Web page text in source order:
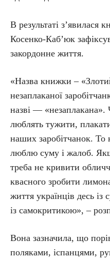
В результаті з’явилася
Косенко-Каб’юк
закордонне життя.
«Назва книжки –
незаплаканої
назві — «незаплакана».
люблять тужити,
наших заробітчанок.
люблю суму і жалоб.
треба не кривити
квасного зробити
життя українців десь із
із самокритикою», –
Вона зазначила, що
поляками, іспанцями,